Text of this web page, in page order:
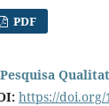
PDF
https://doi.org/